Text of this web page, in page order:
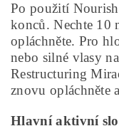
Po použití
konců. Nechte 10
opláchněte. Pro
nebo silné vlasy
Restructuring
znovu opláchněte
Hlavní aktivní